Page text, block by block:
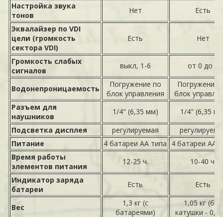
Настройка звука
тонов
Нет
Есть
Эквалайзер по VDI
цели (громкость
сектора VDI)
Есть Нет
Громкость слабых
сигналов
выкл, 1-6 от 0 до 9
Водонепроницаемость
Погружение по
блок управления
Погружение
блок
Разъем для
наушников
1/4" (6,35 мм)
1/4" (6,35
Подсветка дисплея
регулируемая
Питание
4 батареи АА типа 4 батареи АА
Время работы
элементов питания
12-25 ч.
10-40 ч.
Индикатор заряда
батареи
Есть Есть
Вес
1,3 кг (с
батареями)
1,05 кг (без
катушки - 0,7